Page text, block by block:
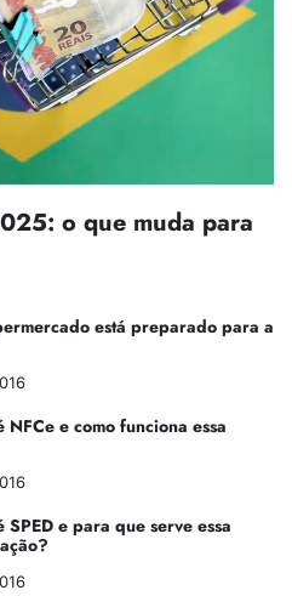
o que muda para
está preparado para a
NFCe e como funciona essa
SPED e para que serve essa